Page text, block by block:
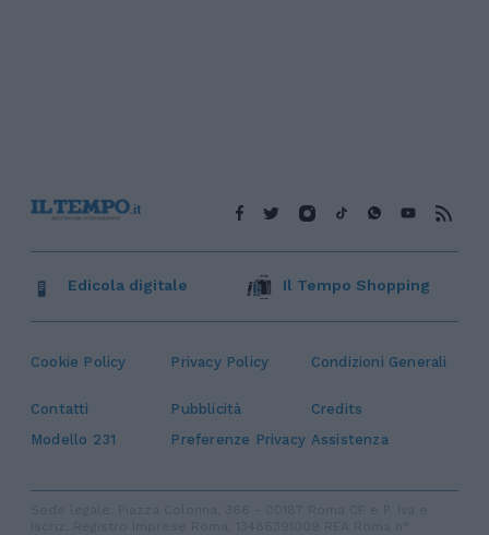
Cookie Policy Privacy Policy Condizioni Generali
Contatti Pubblicità
Credits
Modello 231
Preferenze Privacy Assistenza
Edicola digitale Il Tempo Shopping